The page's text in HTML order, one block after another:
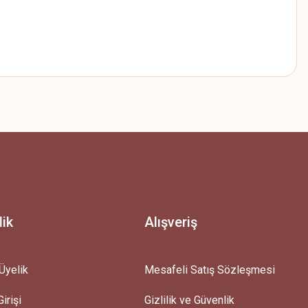
Alışveriş
Mesafeli Satış Sözleşmesi
Gizlilik ve Güvenlik